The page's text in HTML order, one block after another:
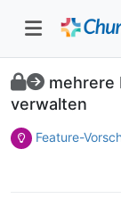
mehrere
verwalten
Feature-